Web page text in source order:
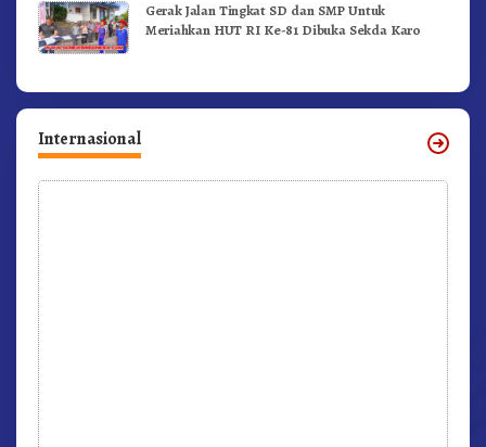
Gerak Jalan Tingkat SD dan SMP Untuk
Meriahkan HUT RI Ke-81 Dibuka Sekda Karo
Internasional